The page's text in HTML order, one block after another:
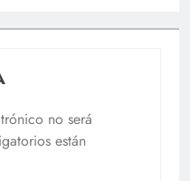
no será
están